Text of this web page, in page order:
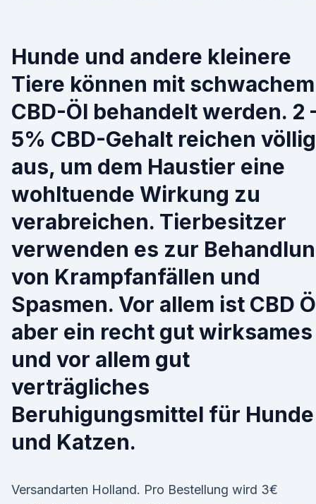
Hunde und andere kleinere
Tiere können mit schwachem
CBD-Öl behandelt werden. 2
5% CBD-Gehalt reichen völlig
aus, um dem Haustier eine
wohltuende Wirkung zu
verabreichen. Tierbesitzer
verwenden es zur
von Krampfanfällen und
Spasmen. Vor allem ist CBD
aber ein recht gut wirksames
und vor allem gut
verträgliches
Beruhigungsmittel für Hunde
und Katzen.
Versandarten Holland. Pro Bestellung wird 3€